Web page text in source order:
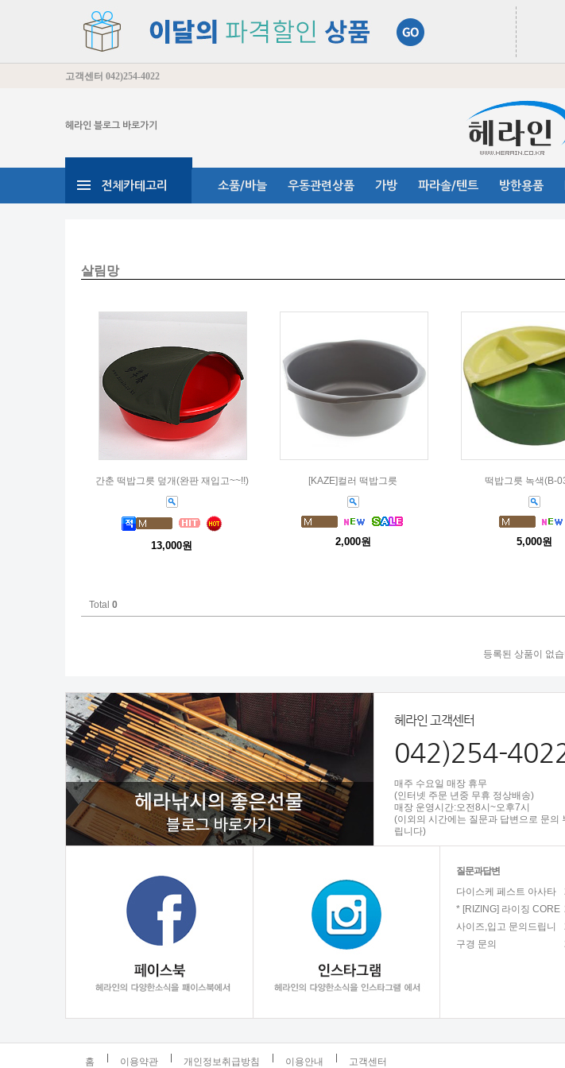
고객센터 042)254-4022
헤라인 블로그 바로가기
전체카테고리 소품/바늘 우동관련상품 가방 파라솔/텐트 방한용품
살림망
간춘 떡밥그릇 덮개(완판 재입고~~!!)
13,000원
[KAZE]컬러 떡밥그릇
2,000원
떡밥그릇 녹색(B-
5,000원
Total 0
등록된 상품이 없습
헤라인 고객센터
042)254-
매주 수요일 매장 휴무
(인터넷 주문 년중 무휴 정상배송)
매장 운영시간:오전8시~오후7시
(이외의 시간에는 질문과 답변으로 문의
립니다)
질문과답변
다이스케 페스트 아사타
* [RIZING] 라이징 CORE
사이즈,입고 문의드립니
구경 문의
홈 이용약관 개인정보취급방침 이용안내 고객센터